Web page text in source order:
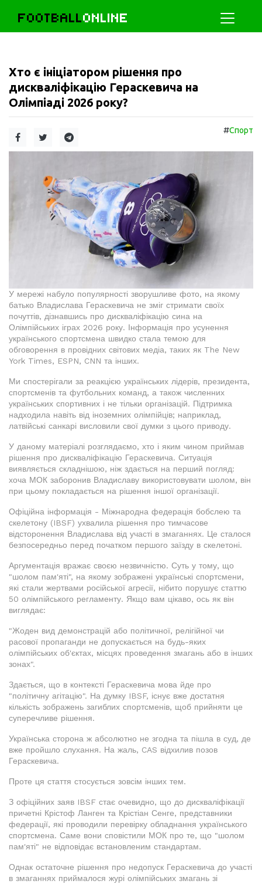
FOOTBALLONLINE
Хто є ініціатором рішення про
дискваліфікацію Гераскевича на
Олімпіаді 2026 року?
#Спорт
У мережі набуло популярності зворушливе фото, на якому
батько Владислава Гераскевича не зміг стримати своїх
почуттів, дізнавшись про дискваліфікацію сина на
Олімпійських іграх 2026 року. Інформація про усунення
українського спортсмена швидко стала темою для
обговорення в провідних світових медіа, таких як The New
York Times, ESPN, CNN та інших.
Ми спостерігали за реакцією українських лідерів, президента,
спортсменів та футбольних команд, а також численних
українських спортивних і не тільки організацій. Підтримка
надходила навіть від іноземних олімпійців; наприклад,
латвійські санкарі висловили свої думки з цього приводу.
У даному матеріалі розглядаємо, хто і яким чином приймав
рішення про дискваліфікацію Гераскевича. Ситуація
виявляється складнішою, ніж здається на перший погляд:
хоча МОК заборонив Владиславу використовувати шолом, він
при цьому покладається на рішення іншої організації.
Офіційна інформація - Міжнародна федерація бобслею та
скелетону (IBSF) ухвалила рішення про тимчасове
відсторонення Владислава від участі в змаганнях. Це сталося
безпосередньо перед початком першого заїзду в скелетоні.
Аргументація вражає своєю незвичністю. Суть у тому, що
"шолом пам'яті", на якому зображені українські спортсмени,
які стали жертвами російської агресії, нібито порушує статтю
50 олімпійського регламенту. Якщо вам цікаво, ось як він
виглядає:
"Жоден вид демонстрацій або політичної, релігійної чи
расової пропаганди не допускається на будь-яких
олімпійських об'єктах, місцях проведення змагань або в інших
зонах".
Здається, що в контексті Гераскевича мова йде про
"політичну агітацію". На думку IBSF, існує вже достатня
кількість зображень загиблих спортсменів, щоб прийняти це
суперечливе рішення.
Українська сторона ж абсолютно не згодна та пішла в суд, де
вже пройшло слухання. На жаль, CAS відхилив позов
Гераскевича.
Проте ця стаття стосується зовсім інших тем.
З офіційних заяв IBSF стає очевидно, що до дискваліфікації
причетні Крістоф Ланген та Крістіан Сенге, представники
федерації, які проводили перевірку обладнання українського
спортсмена. Саме вони сповістили МОК про те, що "шолом
пам'яті" не відповідає встановленим стандартам.
Однак остаточне рішення про недопуск Гераскевича до участі
в змаганнях приймалося журі олімпійських змагань зі